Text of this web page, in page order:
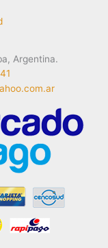
Argentina.